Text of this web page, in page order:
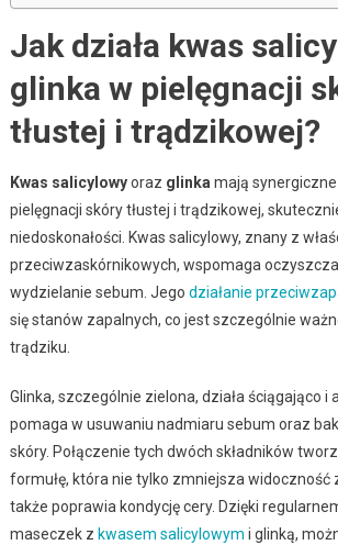
Jak działa kwas
glinka w pielęgnacji
tłustej i trądzikowej?
Kwas salicylowyoraz glinka mają synergiczne
pielęgnacji skóry tłustej i trądzikowej,
niedoskonałości. Kwas salicylowy, znany z
przeciwzaskórnikowych, wspomaga
wydzielanie sebum. Jego działanie
się stanów zapalnych, co jest szczególnie
trądziku.
Glinka, szczególnie zielona, działa ściągająco i
pomaga w usuwaniu nadmiaru sebum oraz
skóry. Połączenie tych dwóch składników
formułę, która nie tylko zmniejsza widoczność
także poprawia kondycję cery. Dzięki
maseczek z kwasem salicylowym i glinką,